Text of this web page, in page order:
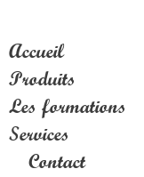
Accueil
Produits
Les formations
Services
Contact